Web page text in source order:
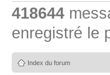
418644
enregistré le
Index du forum